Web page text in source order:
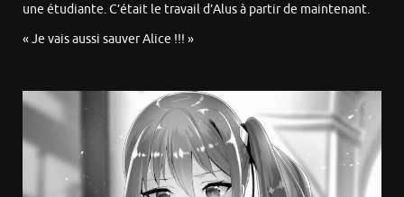
une étudiante. C’était le travail d’Alus à partir de maintenant.
« Je vais aussi sauver Alice !!! »